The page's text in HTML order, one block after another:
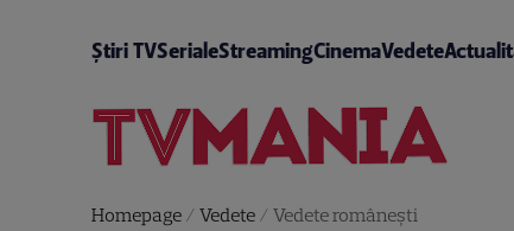
Știri TVSerialeStreamingCinemaVedete
Homepage/ Vedete/ Vedete româneşti